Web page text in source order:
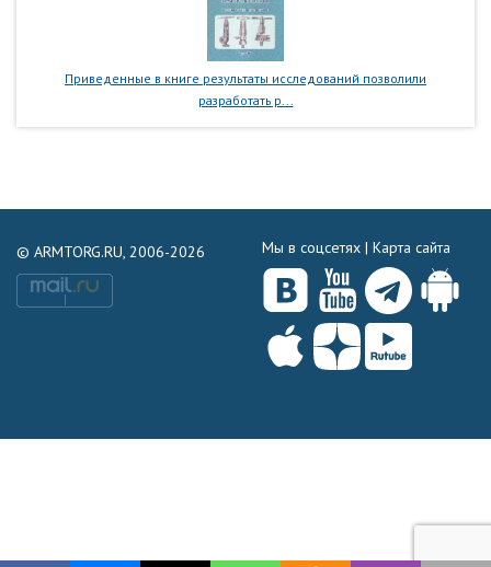
Приведенные в книге результаты исследований позволили
разработать р...
© ARMTORG.RU, 2006-2026 Мы в соцсетях | Карта сайта